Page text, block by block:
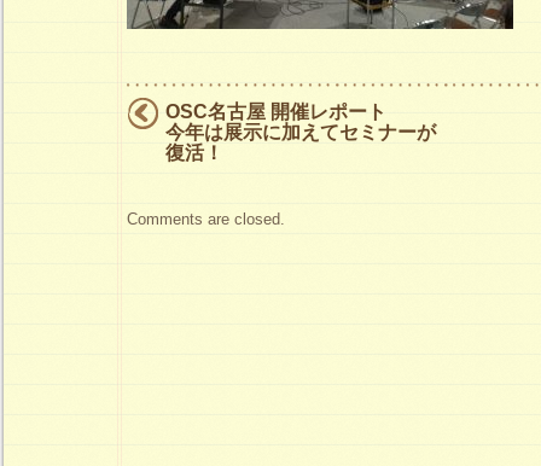
OSC名古屋 開催レポート
今年は展示に加えてセミナーが
復活！
Comments are closed.